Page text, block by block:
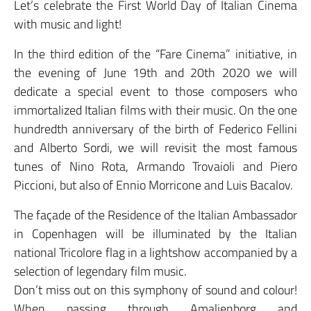
Let’s celebrate the First World Day of Italian Cinema
with music and light!
In the third edition of the “Fare Cinema” initiative, in
the evening of June 19th and 20th 2020 we will
dedicate a special event to those composers who
immortalized Italian films with their music. On the one
hundredth anniversary of the birth of Federico Fellini
and Alberto Sordi, we will revisit the most famous
tunes of Nino Rota, Armando Trovaioli and Piero
Piccioni, but also of Ennio Morricone and Luis Bacalov.
The façade of the Residence of the Italian Ambassador
in Copenhagen will be illuminated by the Italian
national Tricolore flag in a lightshow accompanied by a
selection of legendary film music.
Don’t miss out on this symphony of sound and colour!